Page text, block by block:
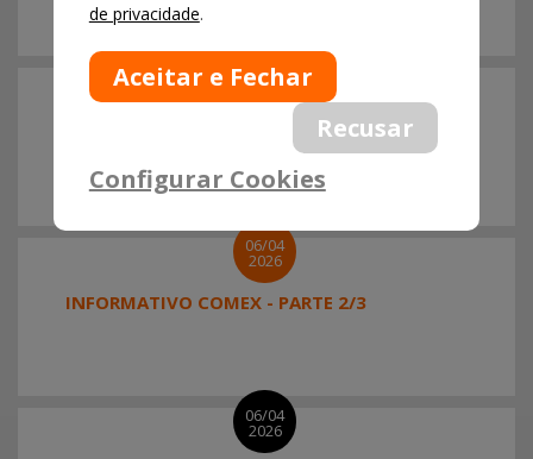
06/04
2026
INFORMATIVO COMEX - PARTE 3/3
06/04
2026
INFORMATIVO COMEX - PARTE 2/3
06/04
2026
de privacidade.
Configurar Cookies